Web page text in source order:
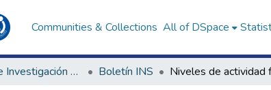
Communities & Collections All of DSpace
Dirección de Investigación e Innovación en Salud Boletín INS